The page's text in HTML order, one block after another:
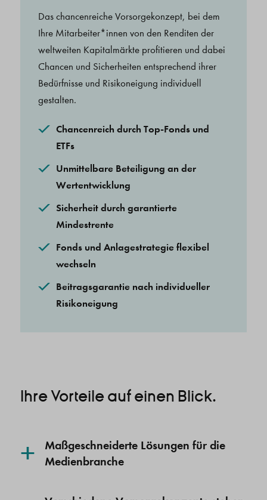
Das chancenreiche Vorsorgekonzept, bei dem
Ihre Mitarbeiter*innen von den Renditen der
weltweiten Kapitalmärkte profitieren und dabei
Chancen und Sicherheiten entsprechend ihrer
Bedürfnisse und Risikoneigung individuell
gestalten.
Chancenreich durch Top-Fonds und
ETFs
Unmittelbare Beteiligung an der
Wertentwicklung
Sicherheit durch garantierte
Mindestrente
Fonds und Anlagestrategie flexibel
wechseln
Beitragsgarantie nach individueller
Risikoneigung
Ihre Vorteile auf einen Blick.
+
Maßgeschneiderte Lösungen für die
Medienbranche